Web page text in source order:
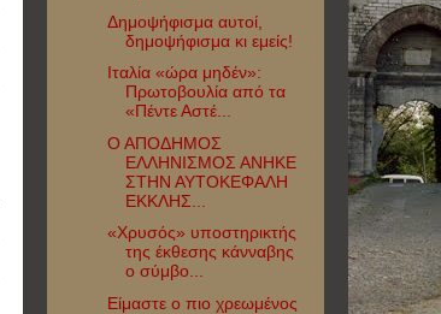
Δημοψήφισμα αυτοί,
δημοψήφισμα κι εμείς!
Ιταλία «ώρα μηδέν»:
Πρωτοβουλία από τα
«Πέντε Αστέ...
Ο ΑΠΟΔΗΜΟΣ
ΕΛΛΗΝΙΣΜΟΣ ΑΝΗΚΕ
ΣΤΗΝ ΑΥΤΟΚΕΦΑΛΗ
ΕΚΚΛΗΣ...
«Χρυσός» υποστηρικτής
της έκθεσης κάνναβης
ο σύμβο...
Είμαστε ο πιο χρεωμένος